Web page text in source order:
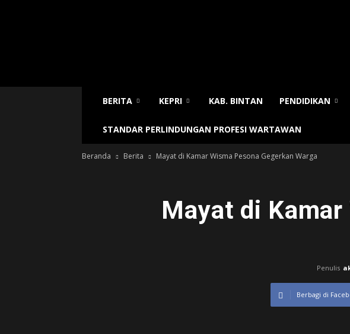
BERITA KEPRI KAB. BINTAN PENDIDIKAN
STANDAR PERLINDUNGAN PROFESI WARTAWAN
Beranda Berita Mayat di Kamar Wisma Pesona Gegerkan Warga
Mayat di Kamar
Penulis
Berbagi di